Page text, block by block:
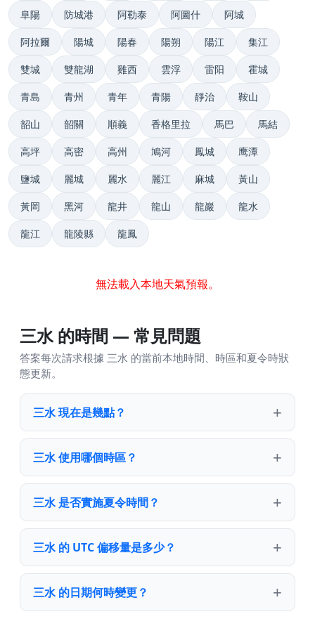
阜陽 防城港 阿勒泰 阿圖什 阿城
阿拉爾 陽城 陽春 陽朔 陽江 集江
雙城 雙龍湖 雞西 雲浮 雷阳 霍城
青島 青州 青年 青陽 靜治 鞍山
韶山 韶關 順義 香格里拉 馬巴 馬結
高坪 高密 高州 鳩河 鳳城 鹰潭
鹽城 麗城 麗水 麗江 麻城 黃山
黃岡 黑河 龍井 龍山 龍巖 龍水
龍江 龍陵縣 龍鳳
無法載入本地天氣預報。
三水 的時間 — 常見問題
答案每次請求根據 三水 的當前本地時間、時區和夏令時狀
態更新。
三水 現在是幾點？
三水 使用哪個時區？
三水 是否實施夏令時間？
三水 的 UTC 偏移量是多少？
三水 的日期何時變更？